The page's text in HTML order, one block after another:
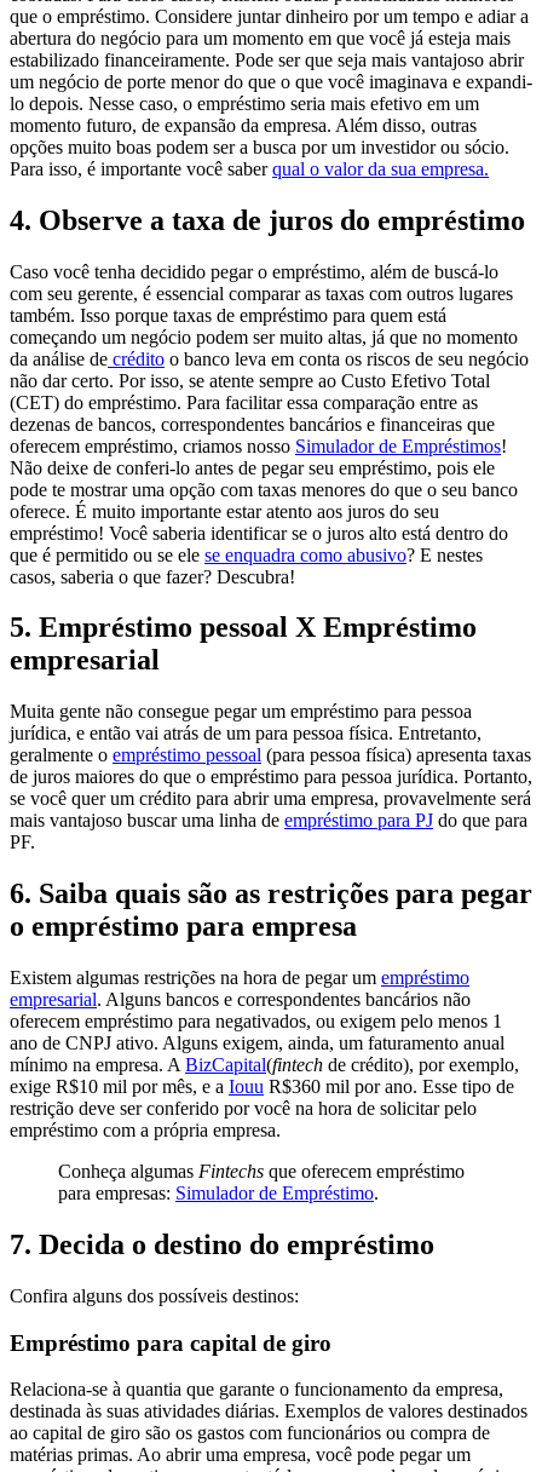
que o empréstimo. Considere juntar dinheiro por um tempo e adiar a
abertura do negócio para um momento em que você já esteja mais
estabilizado financeiramente. Pode ser que seja mais vantajoso abrir
um negócio de porte menor do que o que você imaginava e expandi-
lo depois. Nesse caso, o empréstimo seria mais efetivo em um
momento futuro, de expansão da empresa. Além disso, outras
opções muito boas podem ser a busca por um investidor ou sócio.
Para isso, é importante você saberqual o valor da sua empresa.
4. Observe a taxa de juros do empréstimo
Caso você tenha decidido pegar o empréstimo, além de buscá-lo
com seu gerente, é essencial comparar as taxas com outros lugares
também. Isso porque taxas de empréstimo para quem está
começando um negócio podem ser muito altas, já que no momento
da análise de crédito o banco leva em conta os riscos de seu negócio
não dar certo. Por isso, se atente sempre ao Custo Efetivo Total
(CET) do empréstimo. Para facilitar essa comparação entre as
dezenas de bancos, correspondentes bancários e financeiras que
oferecem empréstimo, criamos nosso Simulador de Empréstimos!
Não deixe de conferi-lo antes de pegar seu empréstimo, pois ele
pode te mostrar uma opção com taxas menores do que o seu banco
oferece. É muito importante estar atento aos juros do seu
empréstimo! Você saberia identificar se o juros alto está dentro do
que é permitido ou se ele se enquadra como abusivo? E nestes
casos, saberia o que fazer? Descubra!
5. Empréstimo pessoal X Empréstimo
empresarial
Muita gente não consegue pegar um empréstimo para pessoa
jurídica, e então vai atrás de um para pessoa física. Entretanto,
geralmente o empréstimo pessoal (para pessoa física) apresenta taxas
de juros maiores do que o empréstimo para pessoa jurídica. Portanto,
se você quer um crédito para abrir uma empresa, provavelmente será
mais vantajoso buscar uma linha de empréstimo para PJ do que para
PF.
6. Saiba quais são as restrições para pegar
o empréstimo para empresa
Existem algumas restrições na hora de pegar um empréstimo
empresarial. Alguns bancos e correspondentes bancários não
oferecem empréstimo para negativados, ou exigem pelo menos 1
ano de CNPJ ativo. Alguns exigem, ainda, um faturamento anual
mínimo na empresa. A BizCapital(fintech de crédito), por exemplo,
exige R$10 mil por mês, e a Iouu R$360 mil por ano. Esse tipo de
restrição deve ser conferido por você na hora de solicitar pelo
empréstimo com a própria empresa.
Conheça algumas Fintechs que oferecem empréstimo
para empresas: Simulador de Empréstimo.
7. Decida o destino do empréstimo
Confira alguns dos possíveis destinos:
Empréstimo para capital de giro
Relaciona-se à quantia que garante o funcionamento da empresa,
destinada às suas atividades diárias. Exemplos de valores destinados
ao capital de giro são os gastos com funcionários ou compra de
matérias primas. Ao abrir uma empresa, você pode pegar um